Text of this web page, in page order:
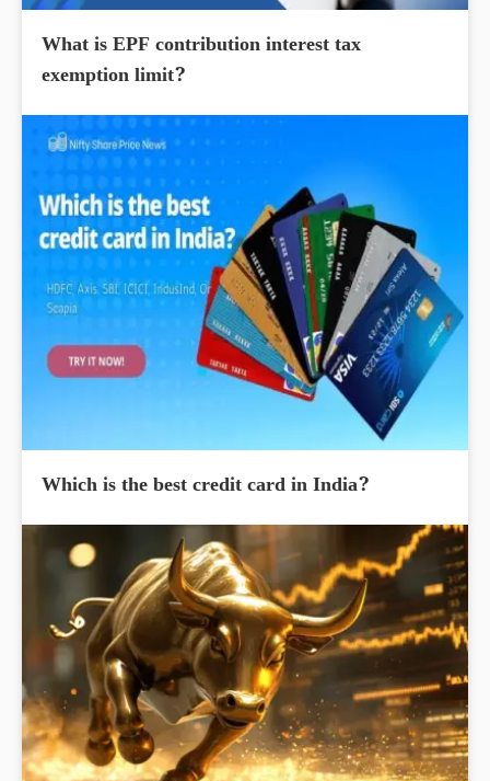
What is EPF contribution interest tax
exemption limit?
Which is the best credit card in India?